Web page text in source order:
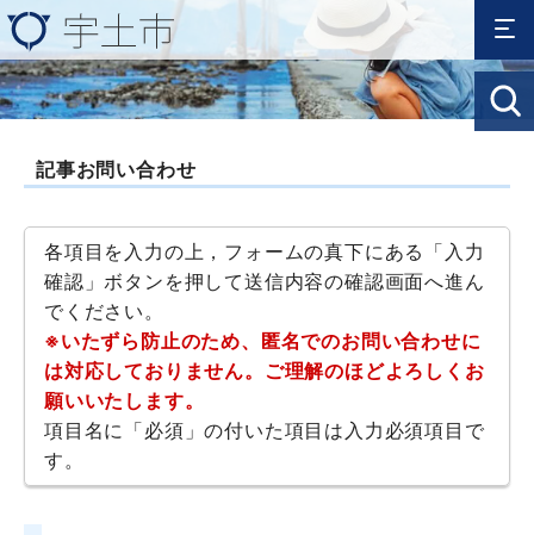
記事お問い合わせ
各項目を入力の上，フォームの真下にある「入力
確認」ボタンを押して送信内容の確認画面へ進ん
でください。
※いたずら防止のため、匿名でのお問い合わせに
は対応しておりません。ご理解のほどよろしくお
願いいたします。
項目名に「必須」の付いた項目は入力必須項目で
す。